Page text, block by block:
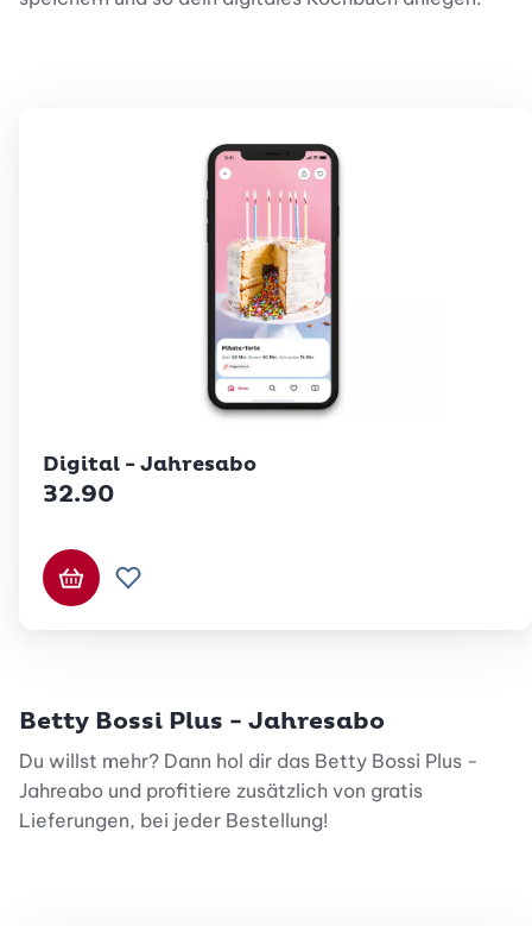
Digital - Jahresabo
32.90
In den Warenkorb
Zur Wunschliste hinzufügen
Betty Bossi Plus - Jahresabo
Du willst mehr? Dann hol dir das Betty Bossi Plus -
Jahreabo und profitiere zusätzlich von gratis
Lieferungen, bei jeder Bestellung!